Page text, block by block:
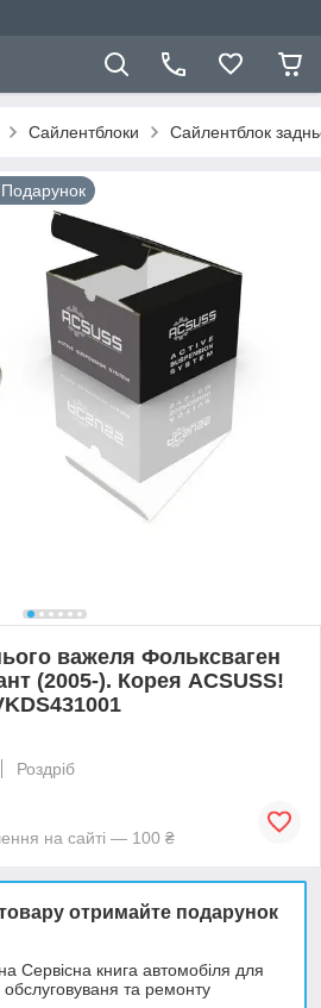
Сайлентблоки Сайлентблок
Подарунок
важеля Фольксваген
(2005-). Корея ACSUSS!
Роздріб
на сайті — 100 ₴
отримайте подарунок
Сервісна книга автомобіля для
та ремонту